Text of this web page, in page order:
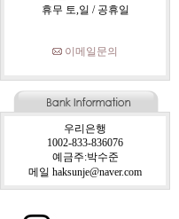
휴무 토,일 / 공휴일
이메일문의
우리은행
1002-833-836076
예금주:박수준
메일 haksunje@naver.com